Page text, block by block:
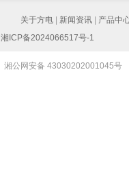
关于方电 新闻资讯
产品中
湘ICP备2024066517号-1
湘公网安备 43030202001045号